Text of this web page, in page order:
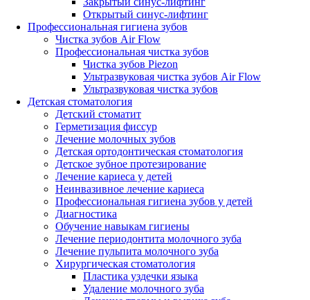
Открытый синус-лифтинг
Профессиональная гигиена зубов
Чистка зубов Air Flow
Профессиональная чистка зубов
Чистка зубов Piezon
Ультразвуковая чистка зубов Air Flow
Ультразвуковая чистка зубов
Детская стоматология
Детский стоматит
Герметизация фиссур
Лечение молочных зубов
Детская ортодонтическая стоматология
Детское зубное протезирование
Лечение кариеса у детей
Неинвазивное лечение кариеса
Профессиональная гигиена зубов у детей
Диагностика
Обучение навыкам гигиены
Лечение периодонтита молочного зуба
Лечение пульпита молочного зуба
Хирургическая стоматология
Пластика уздечки языка
Удаление молочного зуба